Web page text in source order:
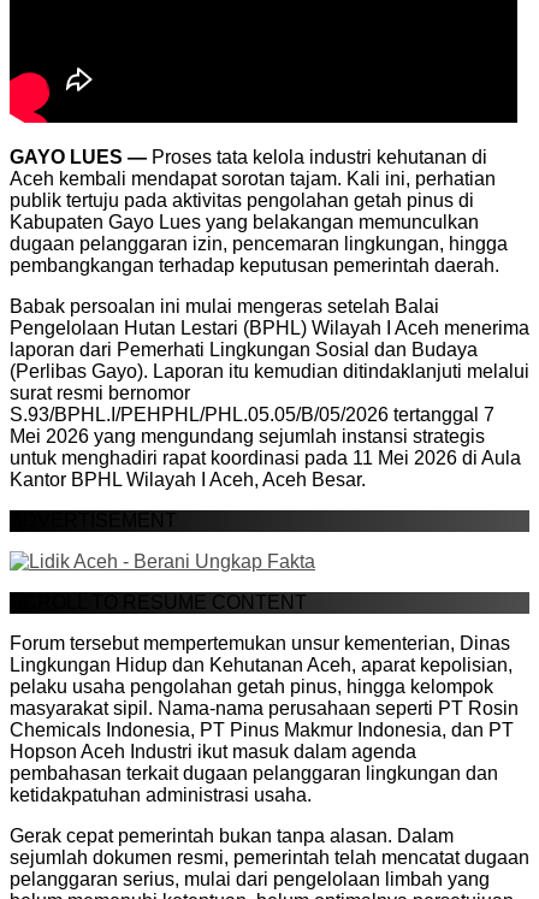
GAYO LUES — Proses tata kelola industri kehutanan di
Aceh kembali mendapat sorotan tajam. Kali ini, perhatian
publik tertuju pada aktivitas pengolahan getah pinus di
Kabupaten Gayo Lues yang belakangan memunculkan
dugaan pelanggaran izin, pencemaran lingkungan, hingga
pembangkangan terhadap keputusan pemerintah daerah.
Babak persoalan ini mulai mengeras setelah Balai
Pengelolaan Hutan Lestari (BPHL) Wilayah I Aceh menerima
laporan dari Pemerhati Lingkungan Sosial dan Budaya
(Perlibas Gayo). Laporan itu kemudian ditindaklanjuti melalui
surat resmi bernomor
S.93/BPHL.I/PEHPHL/PHL.05.05/B/05/2026 tertanggal 7
Mei 2026 yang mengundang sejumlah instansi strategis
untuk menghadiri rapat koordinasi pada 11 Mei 2026 di Aula
Kantor BPHL Wilayah I Aceh, Aceh Besar.
ADVERTISEMENT
SCROLL TO RESUME CONTENT
Forum tersebut mempertemukan unsur kementerian, Dinas
Lingkungan Hidup dan Kehutanan Aceh, aparat kepolisian,
pelaku usaha pengolahan getah pinus, hingga kelompok
masyarakat sipil. Nama-nama perusahaan seperti PT Rosin
Chemicals Indonesia, PT Pinus Makmur Indonesia, dan PT
Hopson Aceh Industri ikut masuk dalam agenda
pembahasan terkait dugaan pelanggaran lingkungan dan
ketidakpatuhan administrasi usaha.
Gerak cepat pemerintah bukan tanpa alasan. Dalam
sejumlah dokumen resmi, pemerintah telah mencatat dugaan
pelanggaran serius, mulai dari pengelolaan limbah yang